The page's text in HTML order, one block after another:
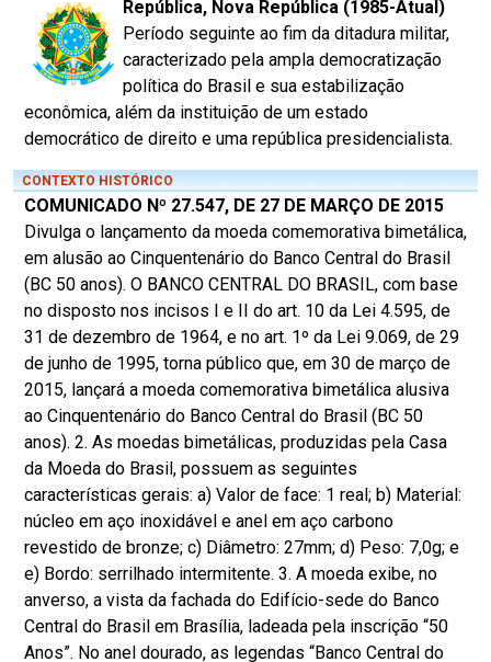
República, Nova República (1985-Atual)
Período seguinte ao fim da ditadura militar,
caracterizado pela ampla democratização
política do Brasil e sua estabilização
econômica, além da instituição de um estado
democrático de direito e uma república presidencialista.
CONTEXTO HISTÓRICO
COMUNICADO Nº 27.547, DE 27 DE MARÇO DE 2015
Divulga o lançamento da moeda comemorativa bimetálica,
em alusão ao Cinquentenário do Banco Central do Brasil
(BC 50 anos). O BANCO CENTRAL DO BRASIL, com base
no disposto nos incisos I e II do art. 10 da Lei 4.595, de
31 de dezembro de 1964, e no art. 1º da Lei 9.069, de 29
de junho de 1995, torna público que, em 30 de março de
2015, lançará a moeda comemorativa bimetálica alusiva
ao Cinquentenário do Banco Central do Brasil (BC 50
anos). 2. As moedas bimetálicas, produzidas pela Casa
da Moeda do Brasil, possuem as seguintes
características gerais: a) Valor de face: 1 real; b) Material:
núcleo em aço inoxidável e anel em aço carbono
revestido de bronze; c) Diâmetro: 27mm; d) Peso: 7,0g; e
e) Bordo: serrilhado intermitente. 3. A moeda exibe, no
anverso, a vista da fachada do Edifício-sede do Banco
Central do Brasil em Brasília, ladeada pela inscrição “50
Anos”. No anel dourado, as legendas “Banco Central do